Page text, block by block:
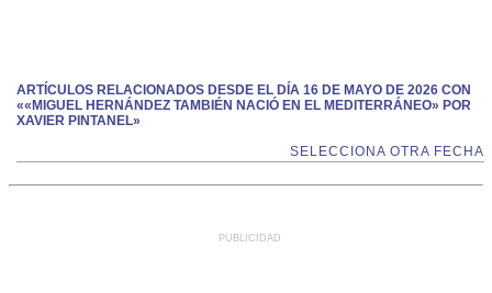
ARTÍCULOS RELACIONADOS DESDE EL DÍA 16 DE MAYO DE 2026 CON
««MIGUEL HERNÁNDEZ TAMBIÉN NACIÓ EN EL MEDITERRÁNEO» POR
XAVIER PINTANEL»
SELECCIONA OTRA FECHA
PUBLICIDAD